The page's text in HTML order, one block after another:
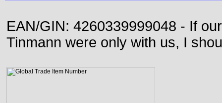
EAN/GIN: 4260339999048 - If
Tinmann were only with us, I